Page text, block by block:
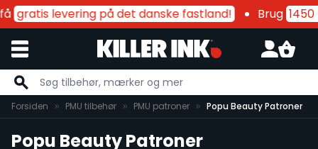
gratis levering på det danske fastland! Brug 1450
Skip to Content
Forsiden PMU tilbehør PMU patroner Popu Beauty Patroner
Popu Beauty Patroner